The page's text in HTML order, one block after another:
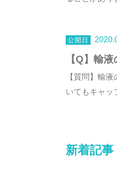
【Q】輸
【質問】輸
いてもキャッ
新着記事